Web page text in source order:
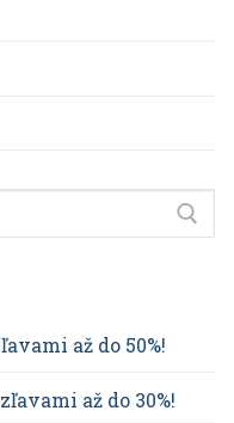
až do 50%!
až do 30%!